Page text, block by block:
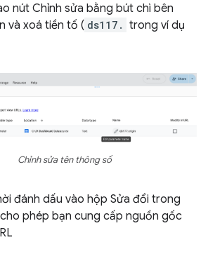
nút Chỉnh sửa bằng bút chì bên
và xoá tiền tố ( ds117. trong ví dụ
Chỉnh sửa tên thông số
đánh dấu vào hộp Sửa đổi trong
cho phép bạn cung cấp nguồn gốc